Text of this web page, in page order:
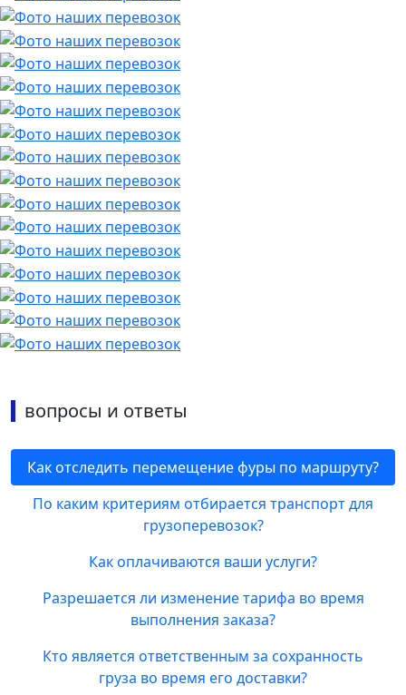
вопросы и ответы
Как отследить перемещение фуры по маршруту?
По каким критериям отбирается транспорт для
грузоперевозок?
Как оплачиваются ваши услуги?
Разрешается ли изменение тарифа во время
выполнения заказа?
Кто является ответственным за сохранность
груза во время его доставки?